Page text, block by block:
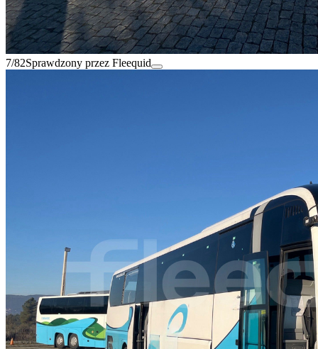
7/82Sprawdzony przez Fleequid